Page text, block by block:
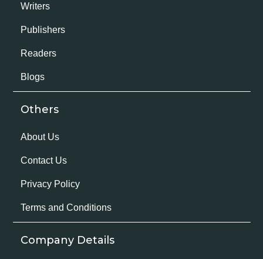
Writers
Publishers
Readers
Blogs
Others
About Us
Contact Us
Privacy Policy
Terms and Conditions
Company Details